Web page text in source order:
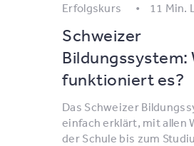
Erfolgskurs 11 Min.
Schweizer
Bildungssystem:
funktioniert es?
Das Schweizer
einfach erklärt, mit allen
der Schule bis zum